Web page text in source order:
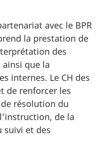
avec le BPR
la prestation de
des
que la
internes. Le CH des
de renforcer les
résolution du
de la
suivi et des